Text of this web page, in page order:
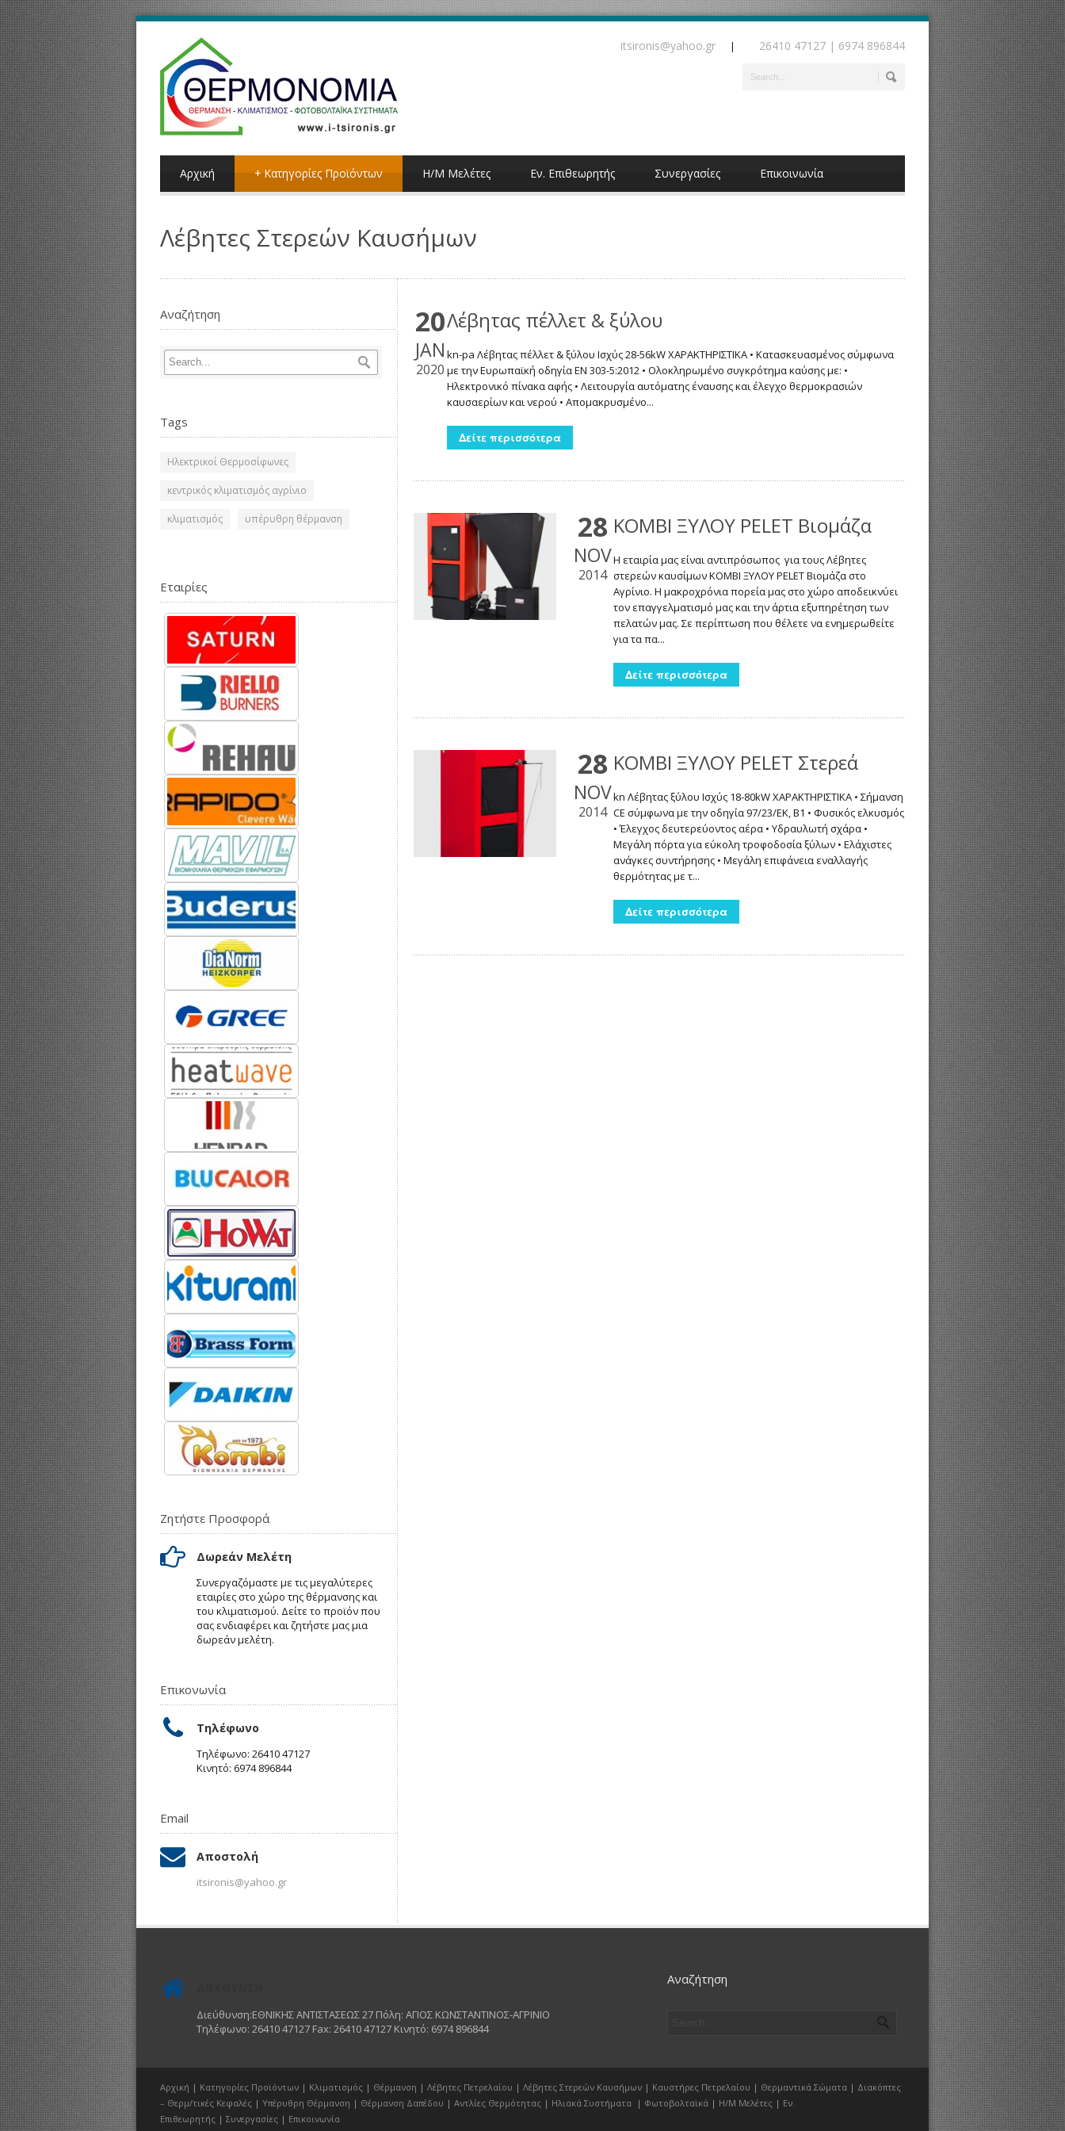
itsironis@yahoo.gr | 26410 47127 | 6974 896844
Αρχική Κατηγορίες Προϊόντων
+ Η/Μ Μελέτες Εν. Επιθεωρητής Συνεργασίες Επικοινωνία
Λέβητες Στερεών Καυσήμων
20
JAN
2020
Λέβητας πέλλετ & ξύλου
kn-pa Λέβητας πέλλετ & ξύλου Ισχύς 28-56kW ΧΑΡΑΚΤΗΡΙΣΤΙΚΑ • Κατασκευασμένος σύμφωνα
με την Ευρωπαϊκή οδηγία EN 303-5:2012 • Ολοκληρωμένο συγκρότημα καύσης με: •
Ηλεκτρονικό πίνακα αφής • Λειτουργία αυτόματης έναυσης και έλεγχο θερμοκρασιών
καυσαερίων και νερού • Απομακρυσμένο...
Δείτε περισσότερα
28
NOV
2014
KOMBI ΞΥΛΟΥ PELET Βιομάζα
Η εταιρία μας είναι αντιπρόσωπος για τους Λέβητες
στερεών καυσίμων KOMBI ΞΥΛΟΥ PELET Βιομάζα στο
Αγρίνιο. Η μακροχρόνια πορεία μας στο χώρο αποδεικνύει
τον επαγγελματισμό μας και την άρτια εξυπηρέτηση των
πελατών μας. Σε περίπτωση που θέλετε να ενημερωθείτε
για τα πα...
Δείτε περισσότερα
28
NOV
2014
KOMBI ΞΥΛΟΥ PELET Στερεά
kn Λέβητας ξύλου Ισχύς 18-80kW ΧΑΡΑΚΤΗΡΙΣΤΙΚΑ • Σήμανση
CE σύμφωνα με την οδηγία 97/23/ΕΚ, Β1 • Φυσικός ελκυσμός
• Έλεγχος δευτερεύοντος αέρα • Υδραυλωτή σχάρα •
Μεγάλη πόρτα για εύκολη τροφοδοσία ξύλων • Ελάχιστες
ανάγκες συντήρησης • Μεγάλη επιφάνεια εναλλαγής
θερμότητας με τ...
Δείτε περισσότερα
Αναζήτηση
Tags
Ηλεκτρικοί Θερμοσίφωνες
κεντρικός κλιματισμός αγρίνιο
κλιματισμός υπέρυθρη θέρμανση
Εταιρίες
Ζητήστε Προσφορά
Δωρεάν Μελέτη
Συνεργαζόμαστε με τις μεγαλύτερες
εταιρίες στο χώρο της θέρμανσης και
του κλιματισμού. Δείτε το προϊόν που
σας ενδιαφέρει και ζητήστε μας μια
δωρεάν μελέτη.
Επικονωνία
Τηλέφωνο
Τηλέφωνο: 26410 47127
Κινητό: 6974 896844
Email
Αποστολή
itsironis@yahoo.gr
Διεύθυνση:ΕΘΝΙΚΗΣ ΑΝΤΙΣΤΑΣΕΩΣ 27 Πόλη: ΑΓΙΟΣ ΚΩΝΣΤΑΝΤΙΝΟΣ-ΑΓΡΙΝΙΟ
Τηλέφωνο: 26410 47127 Fax: 26410 47127 Κινητό: 6974 896844
Αναζήτηση
Αρχική | Κατηγορίες Προϊόντων | Κλιματισμός | Θέρμανση | Λέβητες Πετρελαίου | Λέβητες Στερεών Καυσήμων | Καυστήρες Πετρελαίου | Θερμαντικά Σώματα | Διακόπτες
– Θερμ/τικές Κεφαλές | Υπέρυθρη Θέρμανση | Θέρμανση Δαπέδου | Αντλίες Θερμότητας | Ηλιακά Συστήματα | Φωτοβολταϊκά | Η/Μ Μελέτες | Εν.
Επιθεωρητής | Συνεργασίες | Επικοινωνία